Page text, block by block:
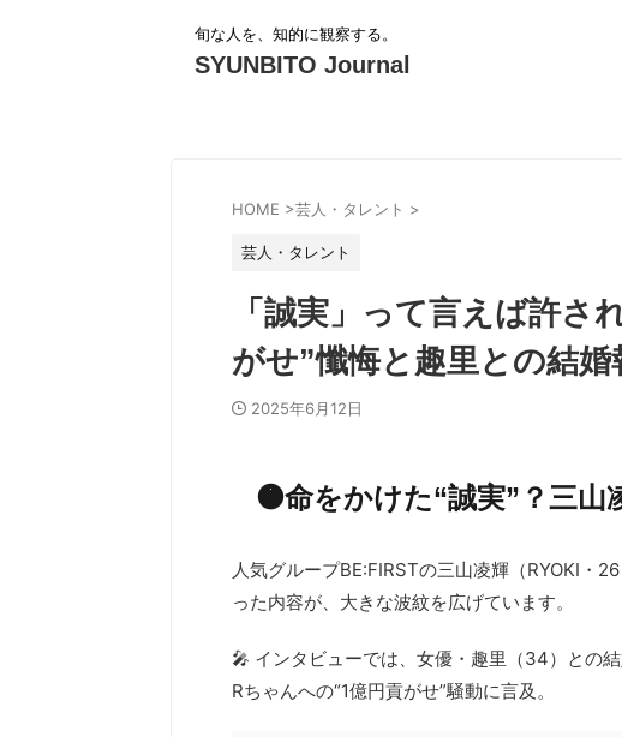
旬な人を、知的に観察する。
SYUNBITO Journal
HOME >芸人・タレント >
芸人・タレント
「誠実」って言えば許さ
がせ”懺悔と趣里との結婚
2025年6月12日
🟠命をかけた“誠実”？三山
人気グループBE:FIRSTの三山凌輝（RYOKI・26
った内容が、大きな波紋を広げています。
🎤 インタビューでは、女優・趣里（34）との
Rちゃんへの“1億円貢がせ”騒動に言及。